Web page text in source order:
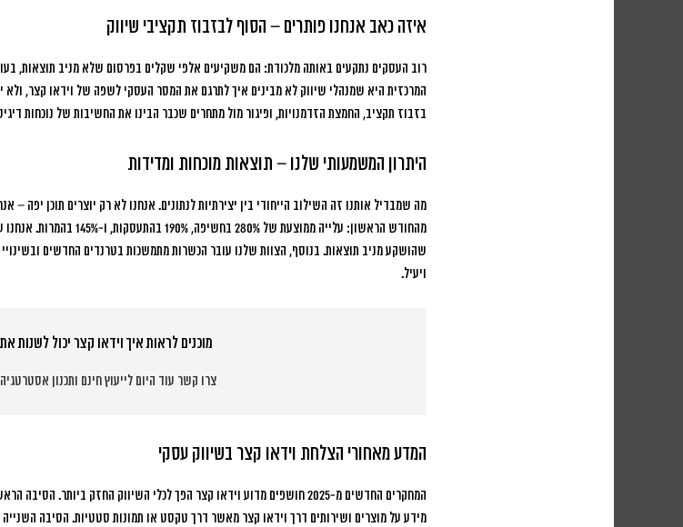
איזה כאב אנחנו פותרים – הסוף לבזבוז תקציבי שיווק
רוב העסקים נתקעים באותה מלכודת: הם משקיעים אלפי שקלים בפרסום שלא מניב תוצאות,
המרכזית היא שמנהלי שיווק לא מבינים איך לתרגם את המסר העסקי לשפה של וידאו קצר,
בזבוז תקציב, החמצת הזדמנויות, ופיגור מול מתחרים שכבר הבינו את החשיבות של נוכחות
היתרון המשמעותי שלנו – תוצאות מוכחות ומדידות
מה שמבדיל אותנו זה השילוב הייחודי בין יצירתיות לנתונים. אנחנו לא רק יוצרים תוכן יפה –
מהחודש הראשון: עלייה
שהושקע מניב תוצאות. בנוסף, הצוות שלנו עובר הכשרות מתמשכות בטרנדים החדשים ובשינויי
ויעיל.
מוכנים לראות איך וידאו קצר יכול לשנות
צרו קשר עוד היום לייעוץ חינם ותכנון
המדע מאחורי הצלחת וידאו קצר בשיווק עסקי
המחקרים החדשים מ-2025 חושפים מדוע וידאו קצר הפך לכלי השיווק החזק ביותר. הסיבה הראשונה היא שינוי בהרגלי הצריכה:
מידע על מוצרים ושירותים דרך וידאו קצר מאשר דרך טקסט או תמונות סטטיות. הסיבה השנייה